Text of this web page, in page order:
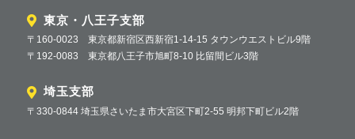
東京・八王子支部
〒160-0023 東京都新宿区西新宿1-14-15 タウンウエストビル9階
〒192-0083 東京都八王子市旭町8-10 比留間ビル3階
埼玉支部
〒330-0844 埼玉県さいたま市大宮区下町2-55 明邦下町ビル2階